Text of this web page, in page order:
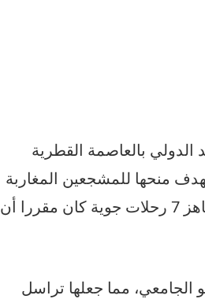
بالعاصمة القطرية
منحها للمشجعين المغاربة
الذين سيحلون بدولة قطر، مما دفعها إلى إلغاء ما يناهز 7 رحلات جوية كان مقررا أن
مما جعلها تراسل